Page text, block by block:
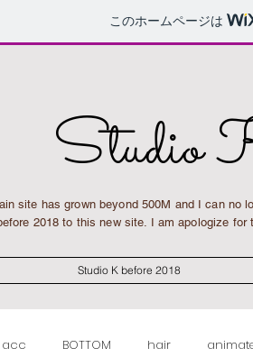
このホームページは
Studio
site has grown beyond 500M and I can no
2018 to this new site. I am apologize
Studio K before 2018
acc BOTTOM hair